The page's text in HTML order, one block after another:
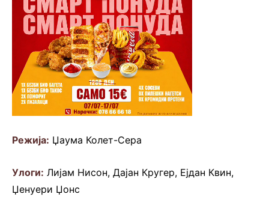
Режија: Џаума Колет-Сера
Улоги: Лијам Нисон, Дајан Кругер, Ејдан Квин,
Џенуери Џонс